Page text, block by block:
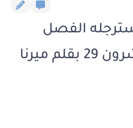
الفصل
التاسع والعشرون 29 بقلم ميرنا